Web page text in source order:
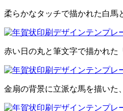
柔らかなタッチで描かれた白馬
赤い日の丸と筆文字で描かれた
金扇の背景に立派な馬を描いた